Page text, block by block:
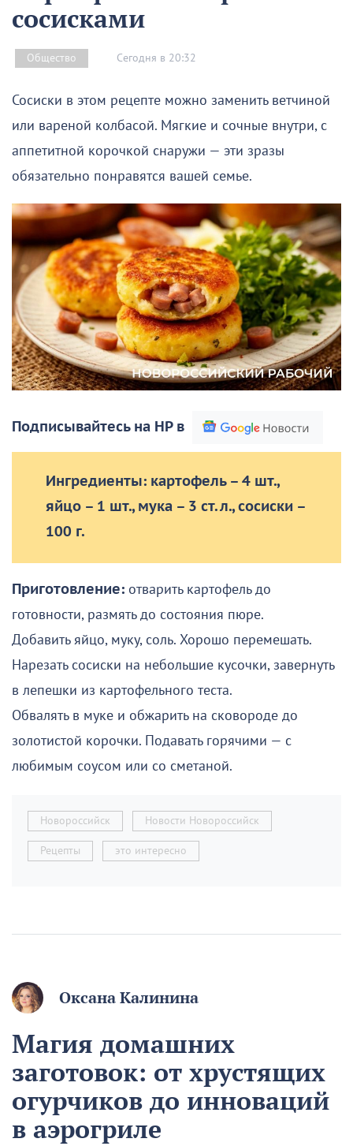
сосисками
Общество Сегодня в 20:32
Сосиски в этом рецепте можно заменить ветчиной
или вареной колбасой. Мягкие и сочные внутри, с
аппетитной корочкой снаружи — эти зразы
обязательно понравятся вашей семье.
Подписывайтесь на НР в
Ингредиенты: картофель – 4 шт.,
яйцо – 1 шт., мука – 3 ст. л., сосиски –
100 г.
Приготовление: отварить картофель до
готовности, размять до состояния пюре.
Добавить яйцо, муку, соль. Хорошо перемешать.
Нарезать сосиски на небольшие кусочки, завернуть
в лепешки из картофельного теста.
Обвалять в муке и обжарить на сковороде до
золотистой корочки. Подавать горячими — с
любимым соусом или со сметаной.
Новороссийск Новости Новороссийск
Рецепты это интересно
Оксана Калинина
Магия домашних
заготовок: от хрустящих
огурчиков до инноваций
в аэрогриле